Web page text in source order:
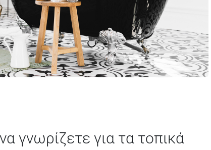
γνωρίζετε για τα τοπικά